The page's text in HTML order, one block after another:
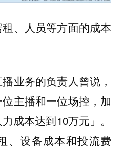
、人员等方面的成本
业务的负责人曾说，
主播和一位场控，加
成本达到10万元」。
、设备成本和投流费